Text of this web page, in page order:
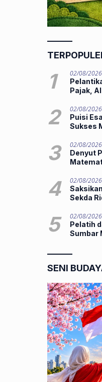
1 02/08/2026
Pajak,
Publik
2 02/08/2026
Puisi
Sukses
3 02/08/2026
Denyut
4 02/08/2026
Sekda
Bina
5 02/08/2026
Pelatih
Sumbar
SENI